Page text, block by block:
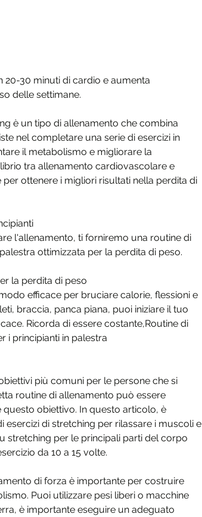
delle settimane.
è un tipo di allenamento che combina
nel completare una serie di esercizi in
il metabolismo e migliorare la
tra allenamento cardiovascolare e
ottenere i migliori risultati nella perdita di
l'allenamento, ti forniremo una routine di
ottimizzata per la perdita di peso.
la perdita di peso
efficace per bruciare calorie, flessioni e
braccia, panca piana, puoi iniziare il tuo
Ricorda di essere costante,Routine di
i principianti in palestra
più comuni per le persone che si
routine di allenamento può essere
obiettivo. In questo articolo, è
esercizi di stretching per rilassare i muscoli e
stretching per le principali parti del corpo
da 10 a 15 volte.
di forza è importante per costruire
Puoi utilizzare pesi liberi o macchine
è importante eseguire un adeguato